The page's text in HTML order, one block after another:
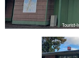
Tourist-